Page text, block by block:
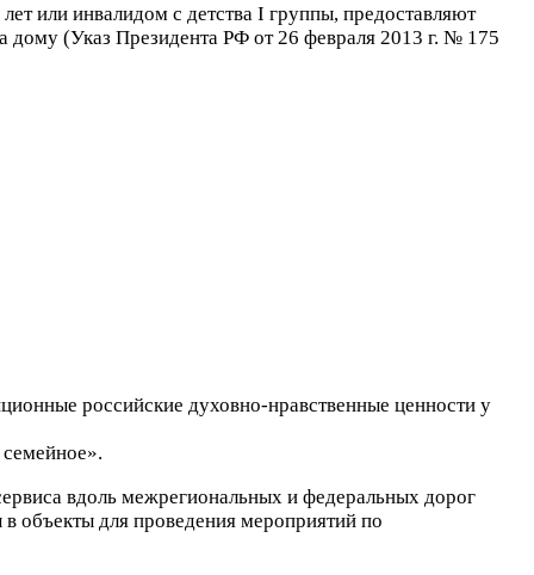
или инвалидом с детства I группы, предоставляют
дому (Указ Президента РФ от 26 февраля 2013 г. № 175
российские духовно-нравственные ценности у
вдоль межрегиональных и федеральных дорог
объекты для проведения мероприятий по